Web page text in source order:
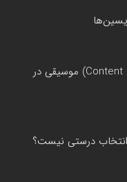
همه‌چیز دربارهٔ کانتنت‌آی‌دی (Content ID) موسیقی در
درستی نیست؟